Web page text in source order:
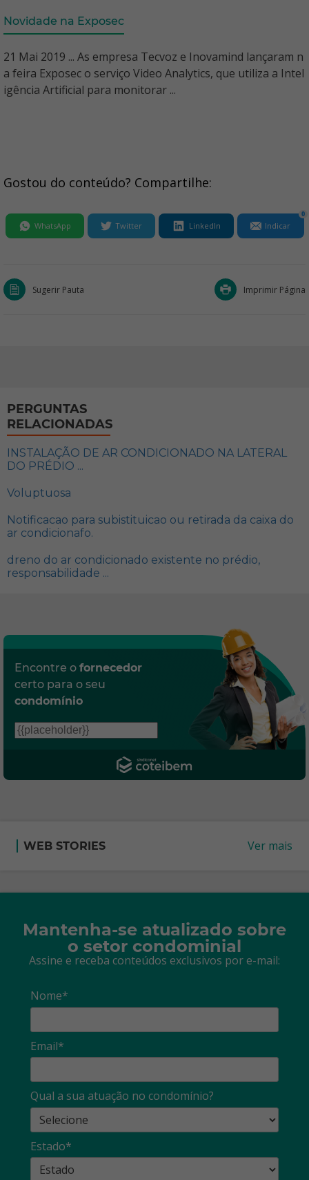
Novidade na Exposec
21 Mai 2019 ... As empresa Tecvoz e Inovamind lançaram n
a feira Exposec o serviço Video Analytics, que utiliza a Intel
igência Artificial para monitorar ...
Gostou do conteúdo? Compartilhe:
WhatsApp Twitter LinkedIn Indicar
0
Sugerir Pauta Imprimir Página
PERGUNTAS
RELACIONADAS
INSTALAÇÃO DE AR CONDICIONADO NA LATERAL
DO PRÉDIO ...
Voluptuosa
Notificacao para subistituicao ou retirada da caixa do
ar condicionafo.
dreno do ar condicionado existente no prédio,
responsabilidade ...
Encontre o fornecedor
certo para o seu
condomínio
WEB STORIES Ver mais
Mantenha-se atualizado sobre
o setor condominial
Assine e receba conteúdos exclusivos por e-mail:
Nome*
Email*
Qual a sua atuação no condomínio?
Estado*